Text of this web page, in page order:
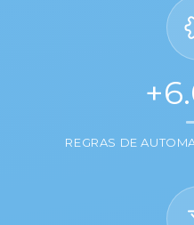
REGRAS DE